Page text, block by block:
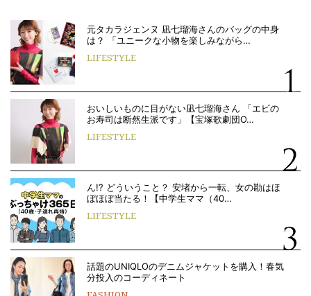
元タカラジェンヌ 凪七瑠海さんのバッグの中身
は？ 「ユニークな小物を楽しみながら…
LIFESTYLE
おいしいものに目がない凪七瑠海さん 「エビの
お寿司は断然生派です」【宝塚歌劇団O…
LIFESTYLE
ん!? どういうこと？ 安堵から一転、女の勘はほ
ぼほぼ当たる！【中学生ママ（40…
LIFESTYLE
話題のUNIQLOのデニムジャケットを購入！春気
分投入のコーディネート